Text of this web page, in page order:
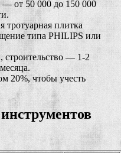
— от 50 000 до 150 000
тротуарная плитка
типа PHILIPS или
— 1-2
20%, чтобы учесть